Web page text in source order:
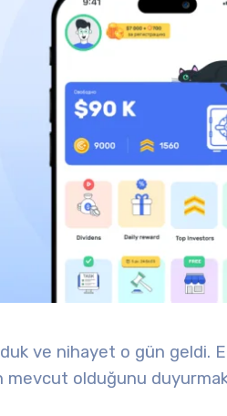
ve nihayet o gün geldi.
mevcut olduğunu